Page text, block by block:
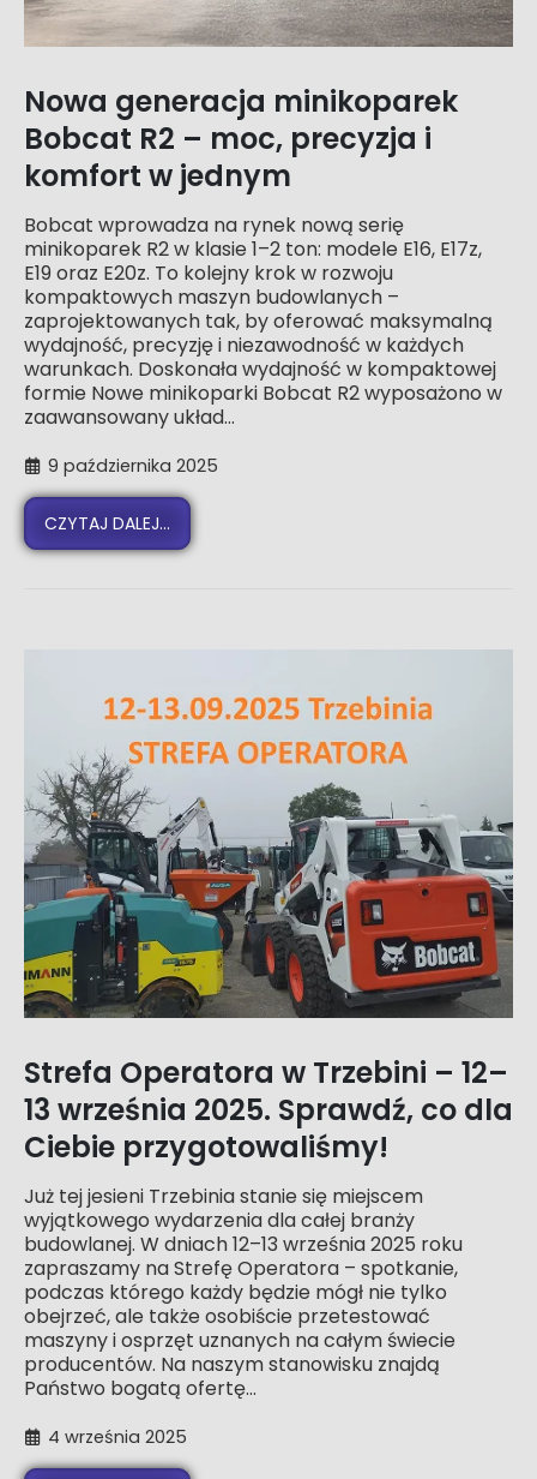
Nowa generacja minikoparek
Bobcat R2 – moc, precyzja i
komfort w jednym
Bobcat wprowadza na rynek nową serię
minikoparek R2 w klasie 1–2 ton: modele E16, E17z,
E19 oraz E20z. To kolejny krok w rozwoju
kompaktowych maszyn budowlanych –
zaprojektowanych tak, by oferować maksymalną
wydajność, precyzję i niezawodność w każdych
warunkach. Doskonała wydajność w kompaktowej
formie Nowe minikoparki Bobcat R2 wyposażono w
zaawansowany układ...
9 października 2025
CZYTAJ DALEJ...
Strefa Operatora w Trzebini – 12–
13 września 2025. Sprawdź, co dla
Ciebie przygotowaliśmy!
Już tej jesieni Trzebinia stanie się miejscem
wyjątkowego wydarzenia dla całej branży
budowlanej. W dniach 12–13 września 2025 roku
zapraszamy na Strefę Operatora – spotkanie,
podczas którego każdy będzie mógł nie tylko
obejrzeć, ale także osobiście przetestować
maszyny i osprzęt uznanych na całym świecie
producentów. Na naszym stanowisku znajdą
Państwo bogatą ofertę...
4 września 2025